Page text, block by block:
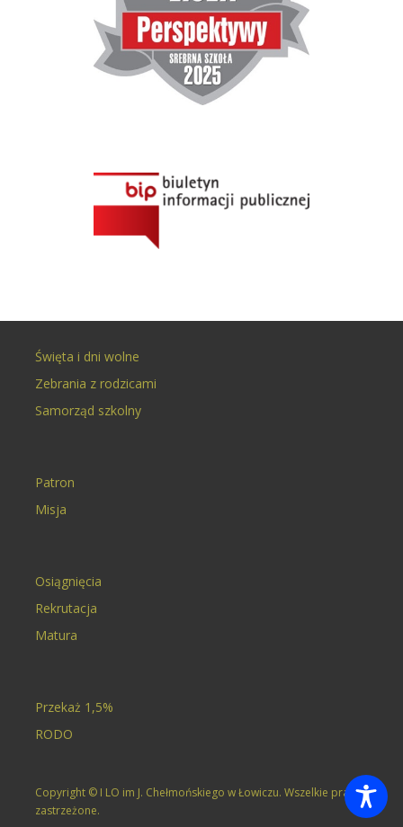
Święta i dni wolne
Zebrania z rodzicami
Samorząd szkolny
Patron
Misja
Osiągnięcia
Rekrutacja
Matura
Przekaż 1,5%
RODO
Copyright © I LO im J. Chełmońskiego w Łowiczu. Wszelkie prawa
zastrzeżone.